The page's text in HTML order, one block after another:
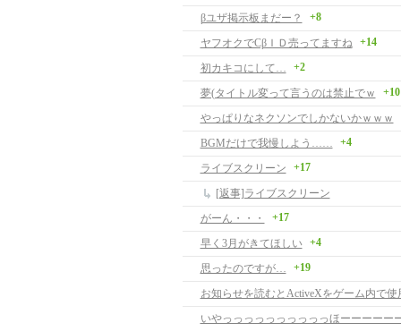
βユザ掲示板まだー？ +8
ヤフオクでCβＩＤ売ってますね +14
初カキコにして… +2
夢(タイトル変って言うのは禁止でｗ +10
やっぱりなネクソンでしかないかｗｗｗ
BGMだけで我慢しよう…… +4
ライブスクリーン +17
[返事]ライブスクリーン
がーん・・・
+17
早く3月がきてほしい +4
思ったのですが… +19
いやっっっっっっっっっっほーーーーー